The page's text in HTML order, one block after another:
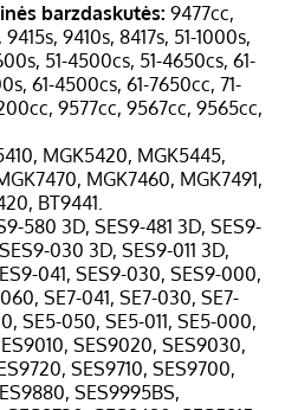
barzdaskutės: 9477cc,
9410s, 8417s, 51-1000s,
51-4500cs, 51-4650cs, 61-
61-4500cs, 61-7650cc, 71-
9577cc, 9567cc, 9565cc,
MGK5420, MGK5445,
MGK7460, MGK7491,
BT9441.
580 3D, SES9-481 3D, SES9-
030 3D, SES9-011 3D,
041, SES9-030, SES9-000,
SE7-041, SE7-030, SE7-
SE5-050, SE5-011, SE5-000,
SES9020, SES9030,
SES9710, SES9700,
SES9995BS,